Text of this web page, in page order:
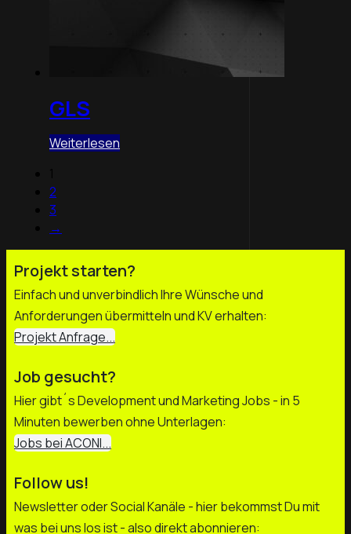
GLS
Weiterlesen
2
3
→
Projekt starten?
Einfach und unverbindlich Ihre Wünsche und
Anforderungen übermitteln und KV erhalten:
Projekt Anfrage...
Job gesucht?
Hier gibt´s Development und Marketing Jobs - in 5
Minuten bewerben ohne Unterlagen:
Jobs bei ACONI...
Follow us!
Newsletter oder Social Kanäle - hier bekommst Du mit
was bei uns los ist - also direkt abonnieren: